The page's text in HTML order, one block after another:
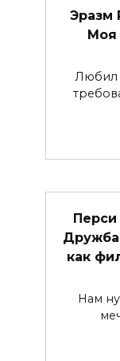
Эразм
Моя
Любил
Дружба
как
Нам